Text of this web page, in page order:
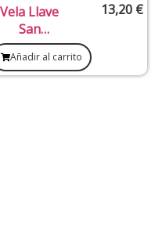
Vela Llave
San
Pancracio
(Trabajo)
13,20 €
Añadir al carrito